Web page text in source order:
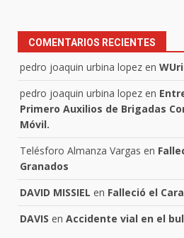
COMENTARIOS RECIENTES
pedro joaquin urbina lopez en
pedro joaquin urbina lopez en
Primero Auxilios de Brigadas
Móvil.
Telésforo Almanza Vargas en
Granados
DAVID MISSIEL en Falleció el
DAVIS en Accidente vial en el